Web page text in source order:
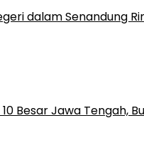
dalam Senandung
Besar Jawa Tengah,